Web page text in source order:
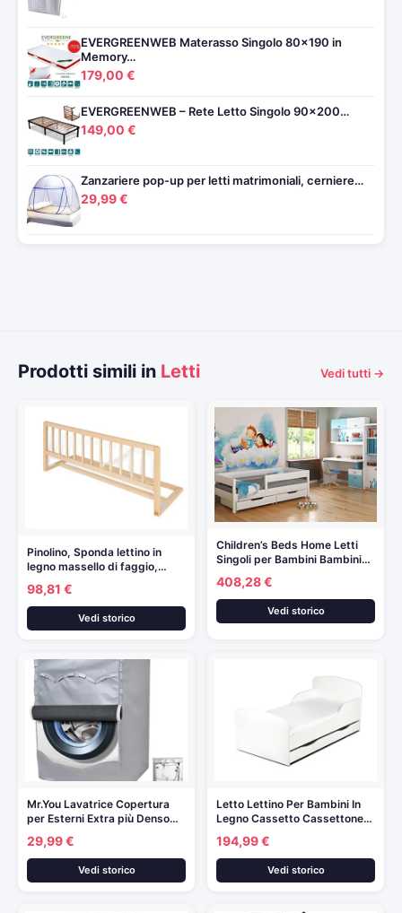
EVERGREENWEB Materasso Singolo 80×190 in
Memory…
179,00 €
EVERGREENWEB – Rete Letto Singolo 90×200…
149,00 €
Zanzariere pop-up per letti matrimoniali, cerniere…
29,99 €
Prodotti simili in Letti Vedi tutti →
Pinolino, Sponda lettino in
legno massello di faggio,…
98,81 €
Vedi storico
Children’s Beds Home Letti
Singoli per Bambini Bambini…
408,28 €
Vedi storico
Mr.You Lavatrice Copertura
per Esterni Extra più Denso…
29,99 €
Vedi storico
Letto Lettino Per Bambini In
Legno Cassetto Cassettone…
194,99 €
Vedi storico